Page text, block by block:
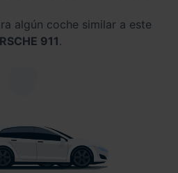
algún coche similar a este
911 .